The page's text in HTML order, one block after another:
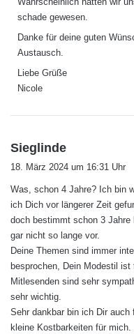
t
:
schade gewesen.
Danke für deine guten
Austausch.
Liebe Grüße
Nicole
Sieglinde
a
:
18. März 2024 um 16:31 Uhr
Was, schon 4 Jahre? Ich bin
ich Dich vor längerer Zeit
doch bestimmt schon 3
gar nicht so lange vor.
Deine Themen sind immer
besprochen, Dein Modestil
Mitlesenden sind sehr
sehr wichtig.
Sehr dankbar bin ich Dir auch
kleine Kostbarkeiten für mich.